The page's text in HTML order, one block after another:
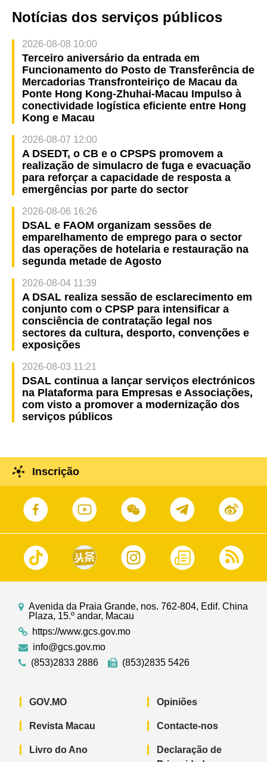
Notícias dos serviços públicos
2026-08-08 10:00
Terceiro aniversário da entrada em
Funcionamento do Posto de Transferência de
Mercadorias Transfronteiriço de Macau da
Ponte Hong Kong-Zhuhai-Macau Impulso à
conectividade logística eficiente entre Hong
Kong e Macau
2026-08-07 12:00
A DSEDT, o CB e o CPSPS promovem a
realização de simulacro de fuga e evacuação
para reforçar a capacidade de resposta a
emergências por parte do sector
2026-08-06 16:26
DSAL e FAOM organizam sessões de
emparelhamento de emprego para o sector
das operações de hotelaria e restauração na
segunda metade de Agosto
2026-08-04 11:39
A DSAL realiza sessão de esclarecimento em
conjunto com o CPSP para intensificar a
consciência de contratação legal nos
sectores da cultura, desporto, convenções e
exposições
2026-08-03 11:21
DSAL continua a lançar serviços electrónicos
na Plataforma para Empresas e Associações,
com visto a promover a modernização dos
serviços públicos
Inscrição
Avenida da Praia Grande, nos. 762-804, Edif. China
Plaza, 15.º andar, Macau
https://www.gcs.gov.mo
info@gcs.gov.mo
(853)2833 2886
(853)2835 5426
GOV.MO
Revista Macau
Livro do Ano
Opiniões
Contacte-nos
Declaração de